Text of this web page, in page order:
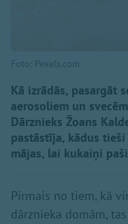
Foto: Pexels.com
Kā izrādās, pasargāt
aerosoliem un
Dārznieks Žoans
pastāstīja, kādus
mājas, lai kukaiņi
Pirmais no tiem, kā
dārznieka domām,